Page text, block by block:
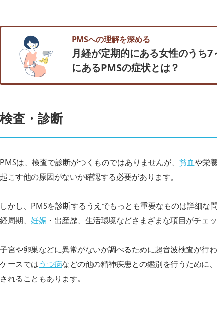
PMSへの理解を深める
月経が定期的にある女性のうち7
にあるPMSの症状とは？
検査・診断
PMSは、検査で診断がつくものではありませんが、 貧血や栄
起こす他の原因がないか確認する必要があります。
しかし、PMSを診断するうえでもっとも重要なものは詳細な
経周期、 妊娠 ・出産歴、生活環境などさまざまな項目がチェ
子宮や卵巣などに異常がないか調べるために超音波検査が行
ケースではうつ病などの他の精神疾患との鑑別を行うために
されることもあります。